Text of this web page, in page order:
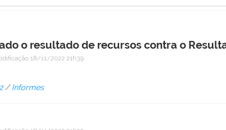
o resultado de recursos contra o
18/11/2022 21h39
/Informes